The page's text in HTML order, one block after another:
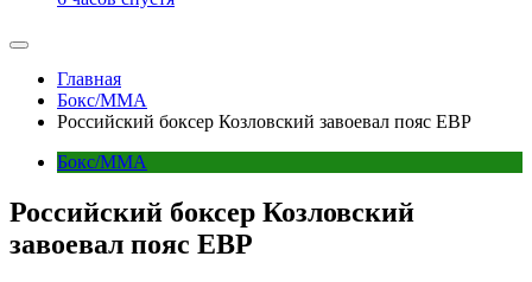
Главная
Бокс/MMA
Российский боксер Козловский завоевал пояс ЕВР
Бокс/MMA
Российский боксер Козловский
завоевал пояс ЕВР